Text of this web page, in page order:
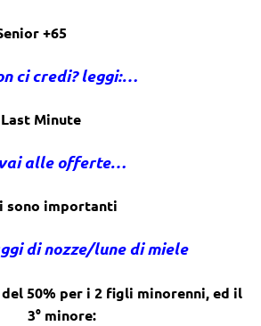
+65
ci credi? leggi:…
Minute
vai alle offerte…
sono importanti
di nozze/lune di miele
50% per i 2 figli minorenni, ed il
3° minore: